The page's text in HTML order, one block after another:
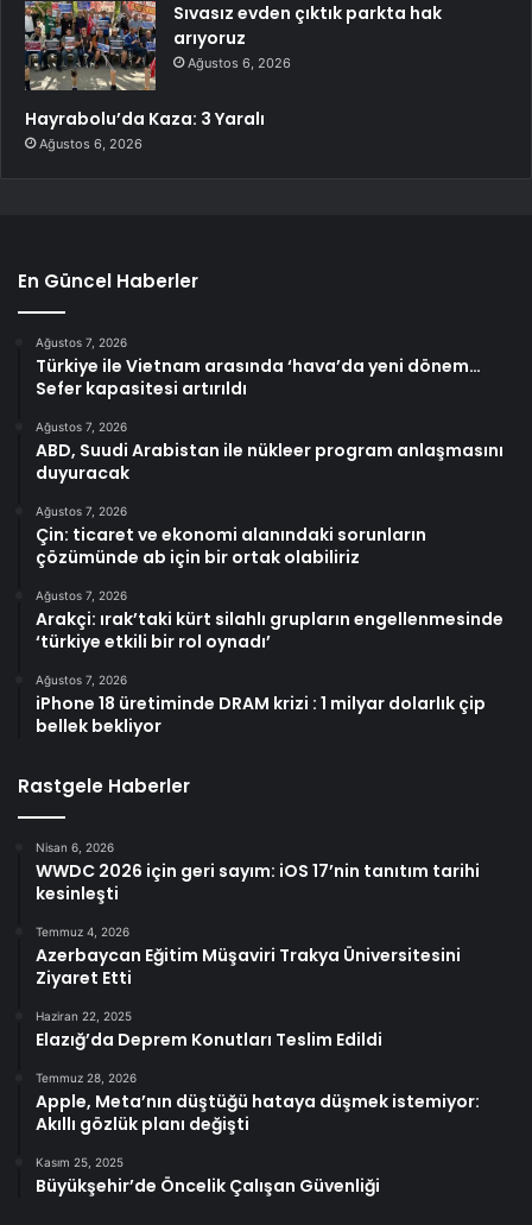
Sıvasız evden çıktık parkta hak
arıyoruz
Ağustos 6, 2026
Hayrabolu’da Kaza: 3 Yaralı
Ağustos 6, 2026
En Güncel Haberler
Ağustos 7, 2026
Türkiye ile Vietnam arasında ‘hava’da yeni dönem…
Sefer kapasitesi artırıldı
Ağustos 7, 2026
ABD, Suudi Arabistan ile nükleer program anlaşmasını
duyuracak
Ağustos 7, 2026
Çin: ticaret ve ekonomi alanındaki sorunların
çözümünde ab için bir ortak olabiliriz
Ağustos 7, 2026
Arakçi: ırak’taki kürt silahlı grupların engellenmesinde
‘türkiye etkili bir rol oynadı’
Ağustos 7, 2026
iPhone 18 üretiminde DRAM krizi : 1 milyar dolarlık çip
bellek bekliyor
Rastgele Haberler
Nisan 6, 2026
WWDC 2026 için geri sayım: iOS 17’nin tanıtım tarihi
kesinleşti
Temmuz 4, 2026
Azerbaycan Eğitim Müşaviri Trakya Üniversitesini
Ziyaret Etti
Haziran 22, 2025
Elazığ’da Deprem Konutları Teslim Edildi
Temmuz 28, 2026
Apple, Meta’nın düştüğü hataya düşmek istemiyor:
Akıllı gözlük planı değişti
Kasım 25, 2025
Büyükşehir’de Öncelik Çalışan Güvenliği